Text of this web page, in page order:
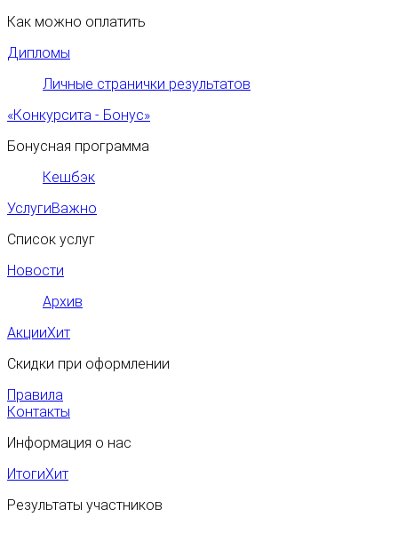
Как можно оплатить
Дипломы
Личные странички результатов
«Конкурсита - Бонус»
Бонусная программа
Кешбэк
УслугиВажно
Список услуг
Новости
Архив
АкцииХит
Скидки при оформлении
Правила
Контакты
Информация о нас
ИтогиХит
Результаты участников